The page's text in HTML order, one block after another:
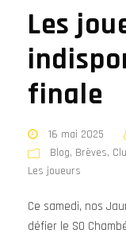
Les
finale
16 mai 2025
Blog, Brèves,
Les joueurs
Ce samedi, nos
défier le SO